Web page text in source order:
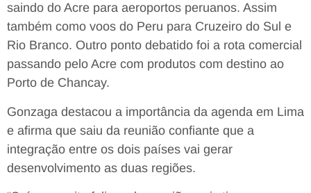
saindo do Acre para aeroportos peruanos. Assim
também como voos do Peru para Cruzeiro do Sul e
Rio Branco. Outro ponto debatido foi a rota comercial
passando pelo Acre com produtos com destino ao
Porto de Chancay.
Gonzaga destacou a importância da agenda em Lima
e afirma que saiu da reunião confiante que a
integração entre os dois países vai gerar
desenvolvimento as duas regiões.